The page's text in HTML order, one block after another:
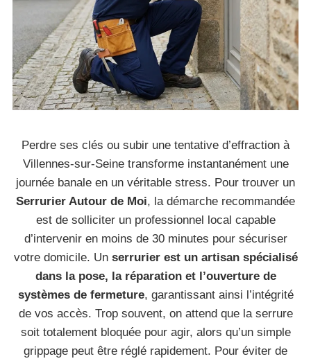
Perdre ses clés ou subir une tentative d’effraction à
Villennes-sur-Seine transforme instantanément une
journée banale en un véritable stress. Pour trouver un
Serrurier Autour de Moi, la démarche recommandée
est de solliciter un professionnel local capable
d’intervenir en moins de 30 minutes pour sécuriser
votre domicile. Un serrurier est un artisan spécialisé
dans la pose, la réparation et l’ouverture de
systèmes de fermeture, garantissant ainsi l’intégrité
de vos accès. Trop souvent, on attend que la serrure
soit totalement bloquée pour agir, alors qu’un simple
grippage peut être réglé rapidement. Pour éviter de